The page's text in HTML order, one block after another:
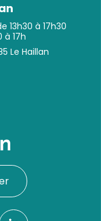
13h30 à 17h30
à 17h
Le Haillan